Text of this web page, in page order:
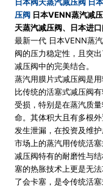
压阀 日本VENN蒸汽减
天蒸汽减压阀、日本进
最新一代 日本VENN蒸
阀的压力稳定性，且突
减压阀中的完美结合。
蒸汽用膜片式减压阀是
比传统的活塞式减压阀
受损，特别是在蒸汽质
命。其体积大且有多根
发生泄漏，在投资及维护
市场上的蒸汽用传统活
减压阀特有的耐磨性与
塞的热胀技术上更是无
了会卡塞，是令传统活